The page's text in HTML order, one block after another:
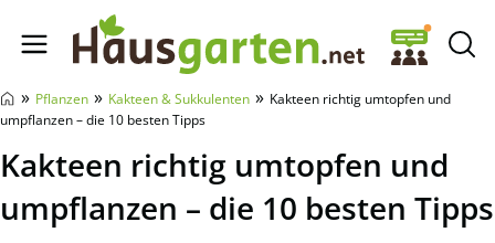
Hausgarten.net
» Pflanzen » Kakteen & Sukkulenten » Kakteen richtig umtopfen und
umpflanzen – die 10 besten Tipps
Kakteen richtig umtopfen und
umpflanzen – die 10 besten Tipps